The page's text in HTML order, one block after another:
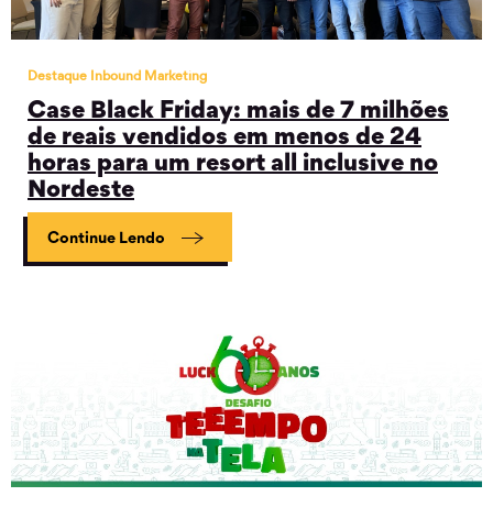
Destaque Inbound Marketing
Case Black Friday: mais de 7 milhões
de reais vendidos em menos de 24
horas para um resort all inclusive no
Nordeste
Continue Lendo